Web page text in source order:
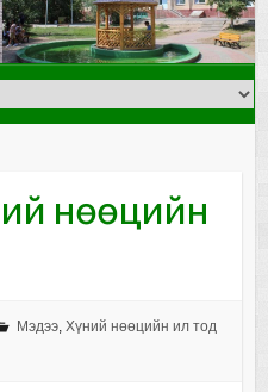
нөөцийн
Мэдээ, Хүний нөөцийн ил тод